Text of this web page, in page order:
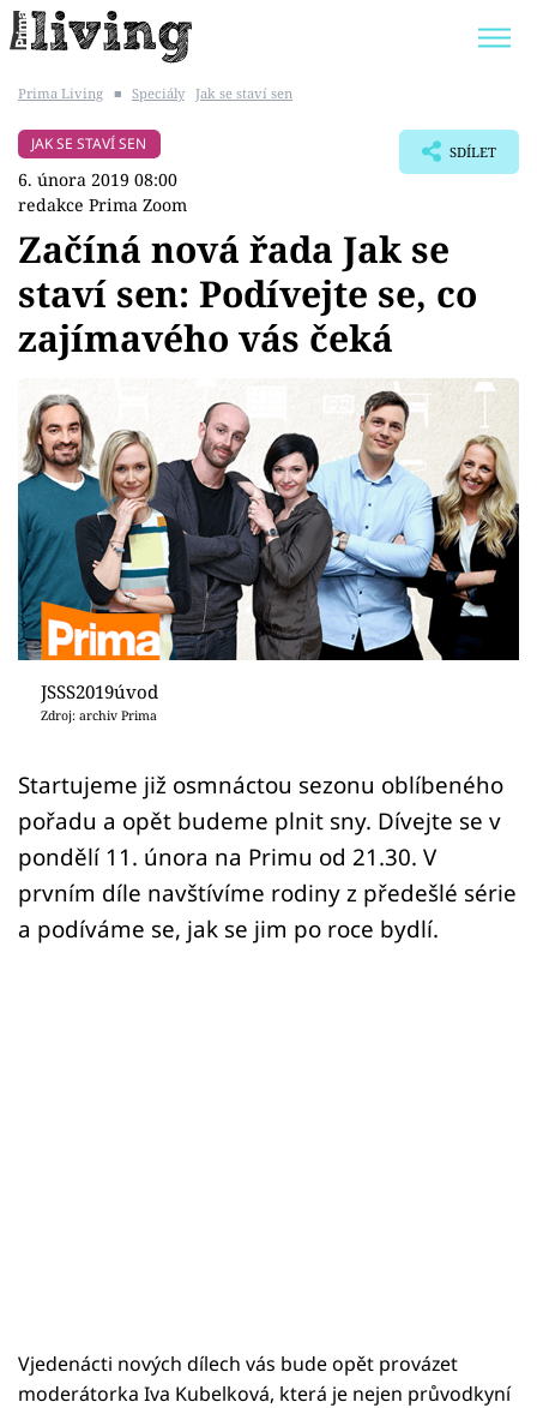
BYDLENÍ SLAVNÝCH
Témata
Bydlení
Zahrada
Design
Sledujte prima+
Přihlášení
Sledujte nás
Prima Living ■ Speciály Jak se staví sen
JAK SE STAVÍ SEN
6. února 2019 08:00
redakce Prima Zoom
SDÍLET
Začíná nová řada Jak se
staví sen: Podívejte se, co
zajímavého vás čeká
JSSS2019úvod
Zdroj: archiv Prima
Startujeme již osmnáctou sezonu oblíbeného
pořadu a opět budeme plnit sny. Dívejte se v
pondělí 11. února na Primu od 21.30. V
prvním díle navštívíme rodiny z předešlé série
a podíváme se, jak se jim po roce bydlí.
Vjedenácti nových dílech vás bude opět provázet
moderátorka Iva Kubelková, která je nejen průvodkyní